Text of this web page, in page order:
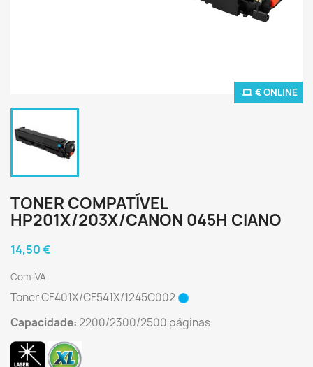
€ ONLINE
TONER COMPATÍVEL
HP201X/203X/CANON 045H CIANO
14,50 €
Com IVA
Toner CF401X/CF541X/1245C002
Capacidade:2200/2300/2500 páginas